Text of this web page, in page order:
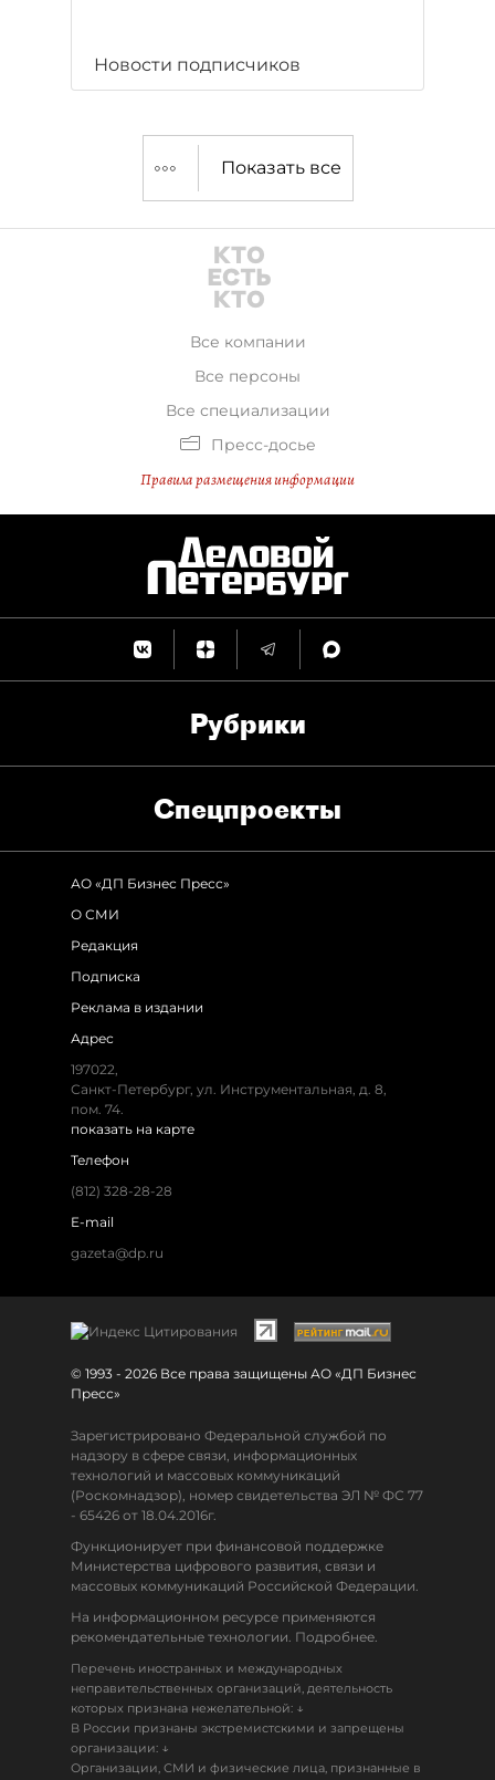
Новости подписчиков
Показать все
Все компании
Все персоны
Все специализации
Пресс-досье
Правила размещения информации
Рубрики
Спец­проекты
АО «ДП Бизнес Пресс»
О СМИ
Редакция
Подписка
Реклама в издании
Адрес
197022,
Санкт-Петербург, ул. Инструментальная, д. 8,
пом. 74.
показать на карте
Телефон
(812) 328-28-28
E-mail
gazeta@dp.ru
© 1993 - 2026 Все права защищены АО «ДП Бизнес
Пресс»
Зарегистрировано Федеральной службой по
надзору в сфере связи, информационных
технологий и массовых коммуникаций
(Роскомнадзор), номер свидетельства ЭЛ № ФС 77
- 65426 от 18.04.2016г.
Функционирует при финансовой поддержке
Министерства цифрового развития, связи и
массовых коммуникаций Российской Федерации.
На информационном ресурсе применяются
рекомендательные технологии. Подробнее.
Перечень иностранных и международных
неправительственных организаций, деятельность
которых признана нежелательной: ↓
В России признаны экстремистскими и запрещены
организации: ↓
Организации, СМИ и физические лица, признанные в